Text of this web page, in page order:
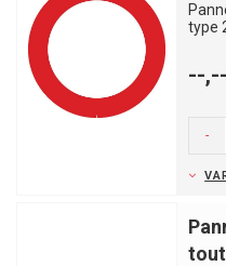
type
--,--
-